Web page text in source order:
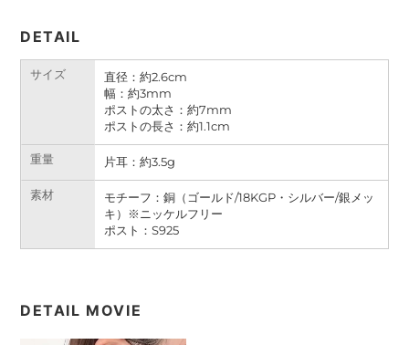
DETAIL
サイズ 直径： 約2.6cm
幅： 約3mm
ポストの太さ： 約7mm
ポストの長さ： 約1.1cm
重量 片耳：約3.5g
素材
モチーフ：銅（ゴールド/18KGP・シルバー/銀メッ
キ）※ニッケルフリー
ポスト：S925
DETAIL MOVIE